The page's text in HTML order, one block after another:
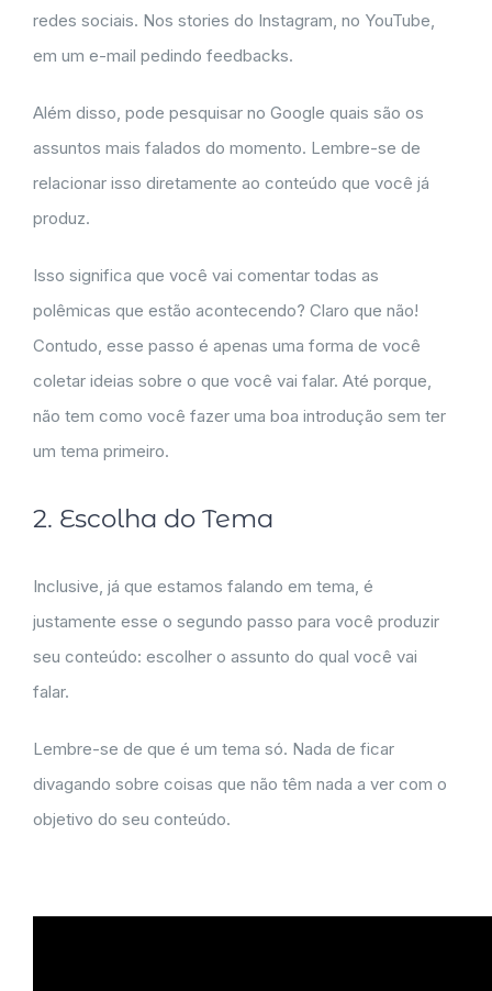
redes sociais. Nos stories do Instagram, no YouTube,
em um e-mail pedindo feedbacks.
Além disso, pode pesquisar no Google quais são os
assuntos mais falados do momento. Lembre-se de
relacionar isso diretamente ao conteúdo que você já
produz.
Isso significa que você vai comentar todas as
polêmicas que estão acontecendo? Claro que não!
Contudo, esse passo é apenas uma forma de você
coletar ideias sobre o que você vai falar. Até porque,
não tem como você fazer uma boa introdução sem ter
um tema primeiro.
2. Escolha do Tema
Inclusive, já que estamos falando em tema, é
justamente esse o segundo passo para você produzir
seu conteúdo: escolher o assunto do qual você vai
falar.
Lembre-se de que é um tema só. Nada de ficar
divagando sobre coisas que não têm nada a ver com o
objetivo do seu conteúdo.